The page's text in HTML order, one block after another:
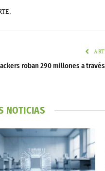
roban 290 millones a
NOTICIAS